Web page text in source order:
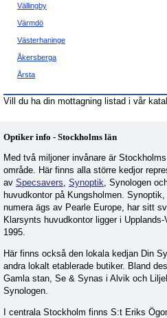
Vällingby
Värmdö
Västerhaninge
Åkersberga
Årsta
Vill du ha din mottagning listad i vår
Optiker info - Stockholms län
Med två miljoner invånare är
område. Här finns alla större kedjor
av Specsavers, Synoptik, Synologen
huvudkontor på Kungsholmen.
numera ägs av Pearle Europe, har sitt
Klarsynts huvudkontor ligger i
1995.
Här finns också den lokala kedjan Din
andra lokalt etablerade butiker. Bland
Gamla stan, Se & Synas i Alvik och
Synologen.
I centrala Stockholm finns S:t Eriks